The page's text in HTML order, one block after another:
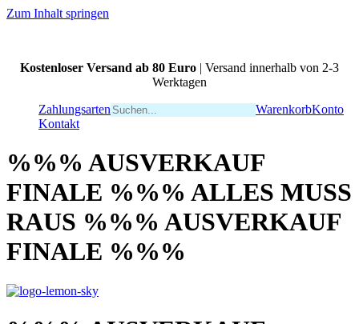
Zum Inhalt springen
Kostenloser Versand ab 80 Euro | Versand innerhalb von 2-3
Werktagen
Zahlungsarten
WarenkorbKonto
Kontakt
%%% AUSVERKAUF
FINALE %%% ALLES MUSS
RAUS %%% AUSVERKAUF
FINALE %%%